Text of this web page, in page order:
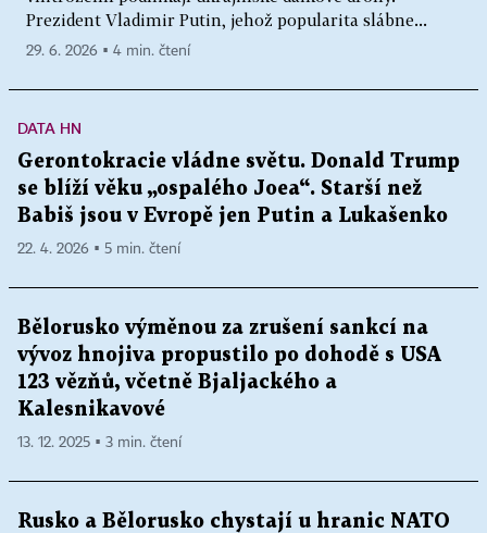
Prezident Vladimir Putin, jehož popularita slábne...
29. 6. 2026 ▪ 4 min. čtení
DATA HN
Gerontokracie vládne světu. Donald Trump
se blíží věku „ospalého Joea“. Starší než
Babiš jsou v Evropě jen Putin a Lukašenko
22. 4. 2026 ▪ 5 min. čtení
Bělorusko výměnou za zrušení sankcí na
vývoz hnojiva propustilo po dohodě s USA
123 vězňů, včetně Bjaljackého a
Kalesnikavové
13. 12. 2025 ▪ 3 min. čtení
Rusko a Bělorusko chystají u hranic NATO